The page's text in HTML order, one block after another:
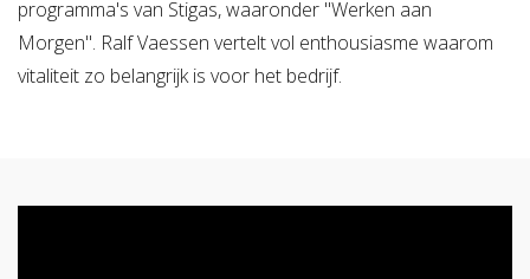
programma's van Stigas, waaronder "Werken aan
Morgen". Ralf Vaessen vertelt vol enthousiasme waarom
vitaliteit zo belangrijk is voor het bedrijf.